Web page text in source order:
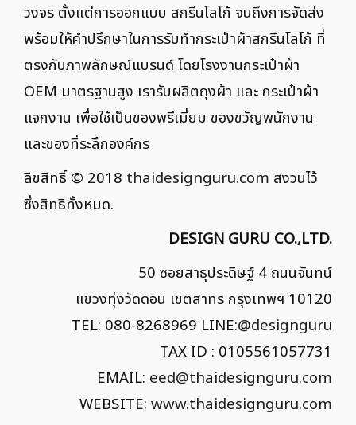
วงจร ตั้งแต่การออกแบบ สกรีนโลโก้ จนถึงการจัดส่ง
พร้อมให้คำปรึกษาในการรับทำกระเป๋าผ้าสกรีนโลโก้ ที่
ตรงกับภาพลักษณ์แบรนด์ โดยโรงงานกระเป๋าผ้า
OEM มาตรฐานสูง เรารับผลิตถุงผ้า และ กระเป๋าผ้า
แจกงาน เพื่อใช้เป็นของพรีเมี่ยม ของขวัญพนักงาน
และของที่ระลึกองค์กร
ลิขสิทธิ์ © 2018 thaidesignguru.com สงวนไว้
ซึ่งสิทธิทั้งหมด.
DESIGN GURU CO.,LTD.
50 ซอยสาธุประดิษฐ์ 4 ถนนจันทน์
แขวงทุ่งวัดดอน เขตสาทร กรุงเทพฯ 10120
TEL: 080-8268969 LINE:@designguru
TAX ID : 0105561057731
EMAIL: eed@thaidesignguru.com
WEBSITE: www.thaidesignguru.com